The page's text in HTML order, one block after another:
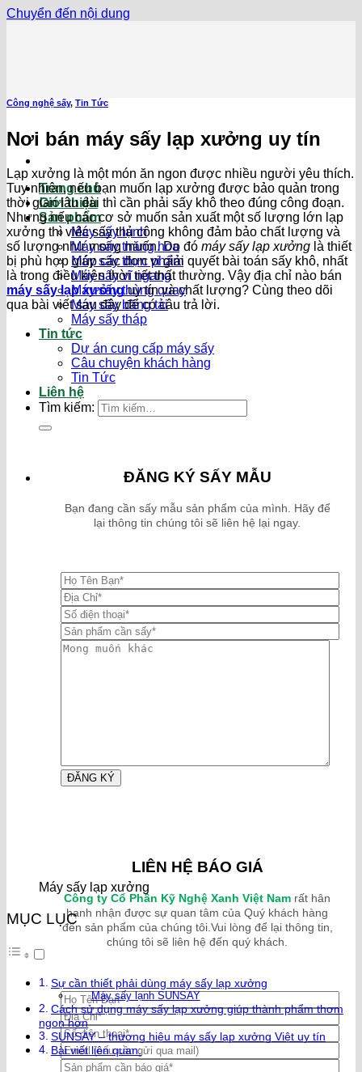
Chuyển đến nội dung
Trang chủ
Giới thiệu
Sản phẩm
Máy sấy lạnh
Máy sấy thăng hoa
Máy sấy thực phẩm
Máy sấy vĩ ngang
Máy sấy thùng quay
Máy sấy băng tải
Máy sấy tháp
Tin tức
Dự án cung cấp máy sấy
Câu chuyện khách hàng
Tin Tức
Liên hệ
Tìm kiếm:
ĐĂNG KÝ SẤY MẪU
Bạn đang cần sấy mẫu sản phẩm của mình. Hãy để
lại thông tin chúng tôi sẽ liên hệ lại ngay.
LIÊN HỆ BÁO GIÁ
Công ty Cổ Phần Kỹ Nghệ Xanh Việt Nam rất hân
hạnh nhận được sự quan tâm của Quý khách hàng
đến sản phẩm của chúng tôi.Vui lòng để lại thông tin,
chúng tôi sẽ liên hệ đến quý khách.
Công nghệ sấy, Tin Tức
Nơi bán máy sấy lạp xưởng uy tín
Lạp xưởng là một món ăn ngon được nhiều người yêu thích.
Tuy nhiên, nếu bạn muốn lạp xưởng được bảo quản trong
thời gian lâu dài thì cần phải sấy khô theo đúng công đoạn.
Nhưng nếu các cơ sở muốn sản xuất một số lượng lớn lạp
xưởng thì việc sấy thủ công không đảm bảo chất lượng và
số lượng như mong muốn. Do đó máy sấy lạp xưởng là thiết
bị phù hợp giúp các đơn vị giải quyết bài toán sấy khô, nhất
là trong điều kiện thời tiết thất thường. Vậy địa chỉ nào bán
máy sấy lạp xưởnguy tín và chất lượng? Cùng theo dõi
qua bài viết sau đây để có câu trả lời.
Máy sấy lạp xưởng
MỤC LỤC
Sự cần thiết phải dùng máy sấy lạp xưởng
Máy sấy lạnh SUNSAY
Cách sử dụng máy sấy lạp xưởng giúp thành phẩm thơm
ngon hơn
SUNSAY – thương hiệu máy sấy lạp xưởng Việt uy tín
Bài viết liên quan: